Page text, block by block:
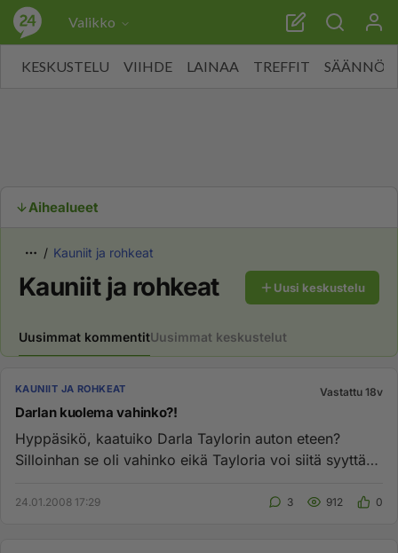
Valikko
KESKUSTELU VIIHDE LAINAA TREFFIT SÄÄNNÖT
Aihealueet
Kauniit ja rohkeat
Kauniit ja rohkeat Uusi keskustelu
Uusimmat kommentitUusimmat keskustelut
KAUNIIT JA ROHKEAT Vastattu 18v
Darlan kuolema vahinko?!
Hyppäsikö, kaatuiko Darla Taylorin auton eteen?
Silloinhan se oli vahinko eikä Tayloria voi siitä syyttää?
24.01.2008 17:29 3 912 0